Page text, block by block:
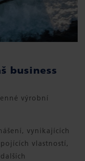
business
výrobní
vynikajících
vlastností,